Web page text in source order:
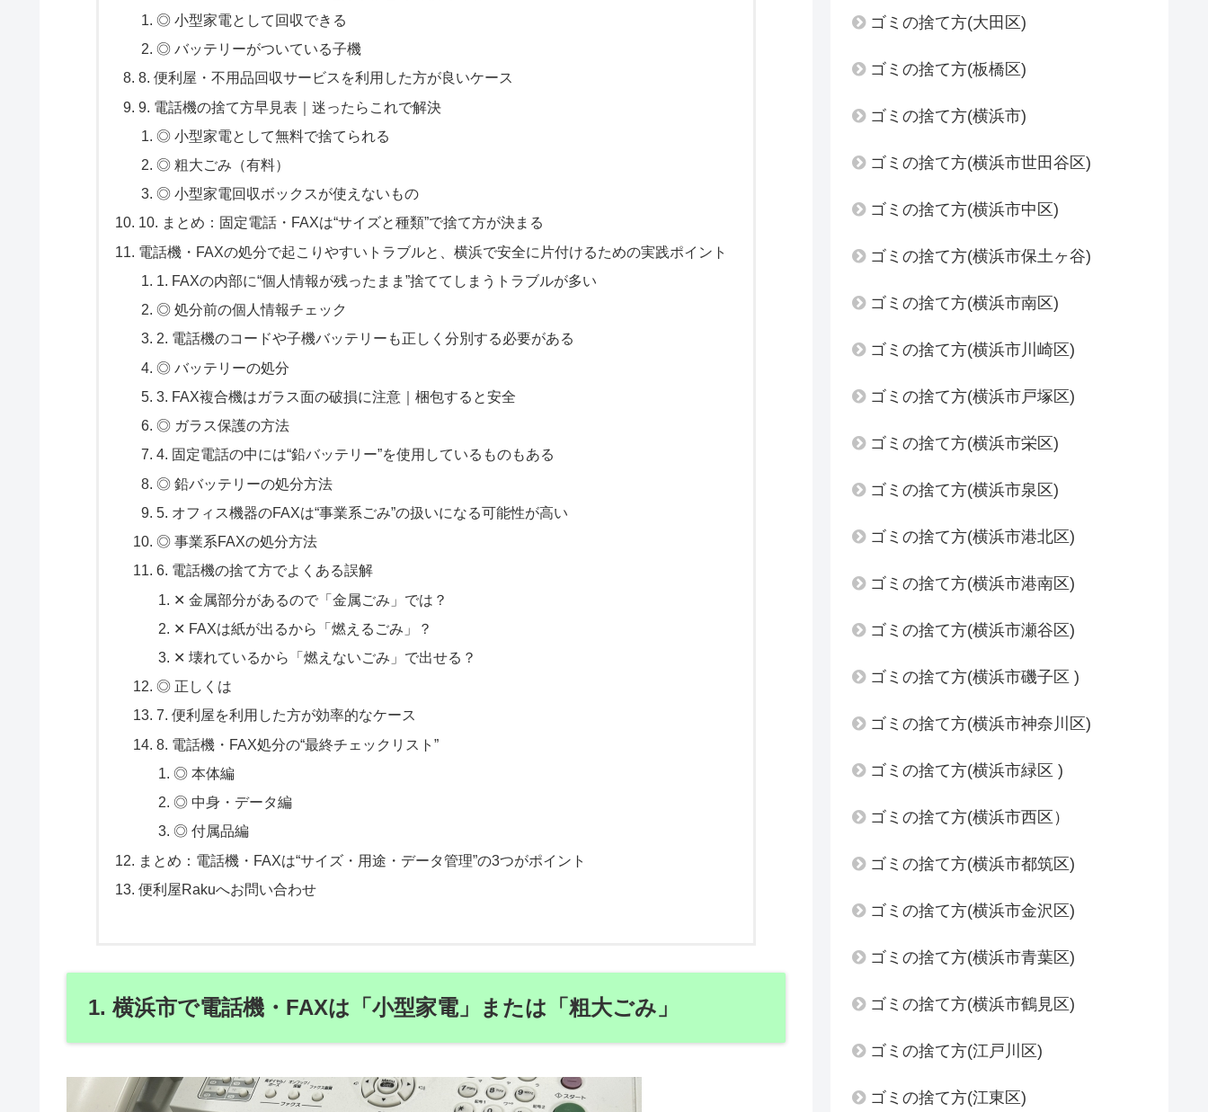
◎ 小型家電として回収できる
◎ バッテリーがついている子機
8. 便利屋・不用品回収サービスを利用した方が良いケース
9. 電話機の捨て方早見表｜迷ったらこれで解決
◎ 小型家電として無料で捨てられる
◎ 粗大ごみ（有料）
◎ 小型家電回収ボックスが使えないもの
10. まとめ：固定電話・FAXは“サイズと種類”で捨て方が決まる
電話機・FAXの処分で起こりやすいトラブルと、横浜で安全に片付けるための実践ポイント
1. FAXの内部に“個人情報が残ったまま”捨ててしまうトラブルが多い
◎ 処分前の個人情報チェック
2. 電話機のコードや子機バッテリーも正しく分別する必要がある
◎ バッテリーの処分
3. FAX複合機はガラス面の破損に注意｜梱包すると安全
◎ ガラス保護の方法
4. 固定電話の中には“鉛バッテリー”を使用しているものもある
◎ 鉛バッテリーの処分方法
5. オフィス機器のFAXは“事業系ごみ”の扱いになる可能性が高い
◎ 事業系FAXの処分方法
6. 電話機の捨て方でよくある誤解
✕ 金属部分があるので「金属ごみ」では？
✕ FAXは紙が出るから「燃えるごみ」？
✕ 壊れているから「燃えないごみ」で出せる？
◎ 正しくは
7. 便利屋を利用した方が効率的なケース
8. 電話機・FAX処分の“最終チェックリスト”
◎ 本体編
◎ 中身・データ編
◎ 付属品編
まとめ：電話機・FAXは“サイズ・用途・データ管理”の3つがポイント
便利屋Rakuへお問い合わせ
1. 横浜市で電話機・FAXは「小型家電」または「粗大ごみ」
ゴミの捨て方(大田区)
ゴミの捨て方(板橋区)
ゴミの捨て方(横浜市)
ゴミの捨て方(横浜市世田谷区)
ゴミの捨て方(横浜市中区)
ゴミの捨て方(横浜市保土ヶ谷)
ゴミの捨て方(横浜市南区)
ゴミの捨て方(横浜市川崎区)
ゴミの捨て方(横浜市戸塚区)
ゴミの捨て方(横浜市栄区)
ゴミの捨て方(横浜市泉区)
ゴミの捨て方(横浜市港北区)
ゴミの捨て方(横浜市港南区)
ゴミの捨て方(横浜市瀬谷区)
ゴミの捨て方(横浜市磯子区 )
ゴミの捨て方(横浜市神奈川区)
ゴミの捨て方(横浜市緑区 )
ゴミの捨て方(横浜市西区）
ゴミの捨て方(横浜市都筑区)
ゴミの捨て方(横浜市金沢区)
ゴミの捨て方(横浜市青葉区)
ゴミの捨て方(横浜市鶴見区)
ゴミの捨て方(江戸川区)
ゴミの捨て方(江東区)